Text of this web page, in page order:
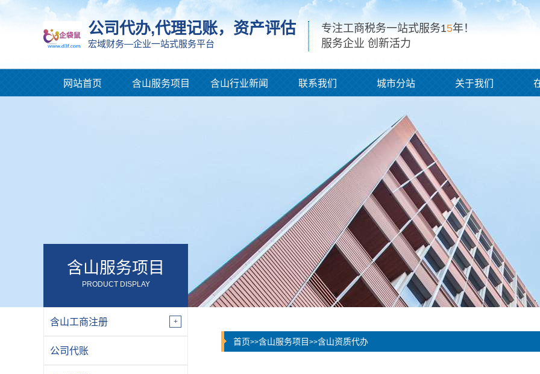
公司代办,代理记账，资产评估
宏域财务—企业一站式服务平台
专注工商税务一站式服务15年！
服务企业 创新活力
网站首页 含山服务项目 含山行业新闻 联系我们 城市分站 关于我们
含山服务项目
PRODUCT DISPLAY
含山工商注册
公司代账
首页>>含山服务项目 >>含山资质代办